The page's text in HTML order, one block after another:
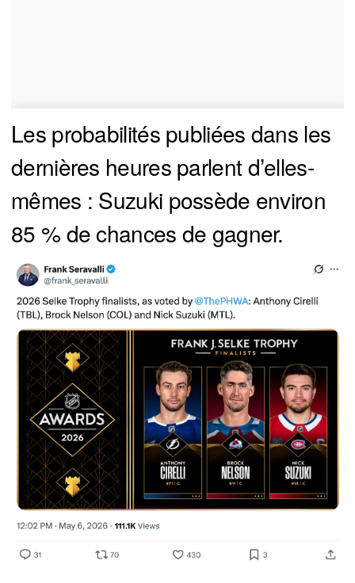
Les probabilités publiées dans les
dernières heures parlent d’elles-
mêmes : Suzuki possède environ
85 % de chances de gagner.